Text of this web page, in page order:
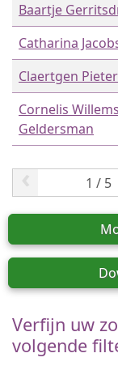
Baartje
Catharina
Claertgen
Cornelis
Geldersman
‹
Verfijn uw
volgende